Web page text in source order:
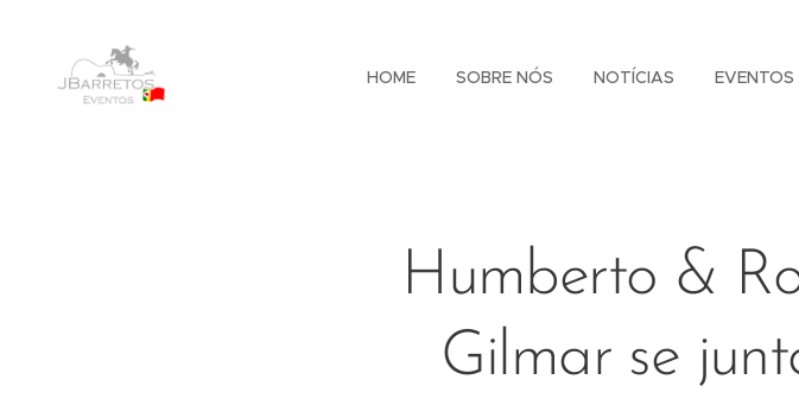
HOME SOBRE NÓS NOTÍCIAS EVENTOS
Humberto &
Gilmar se